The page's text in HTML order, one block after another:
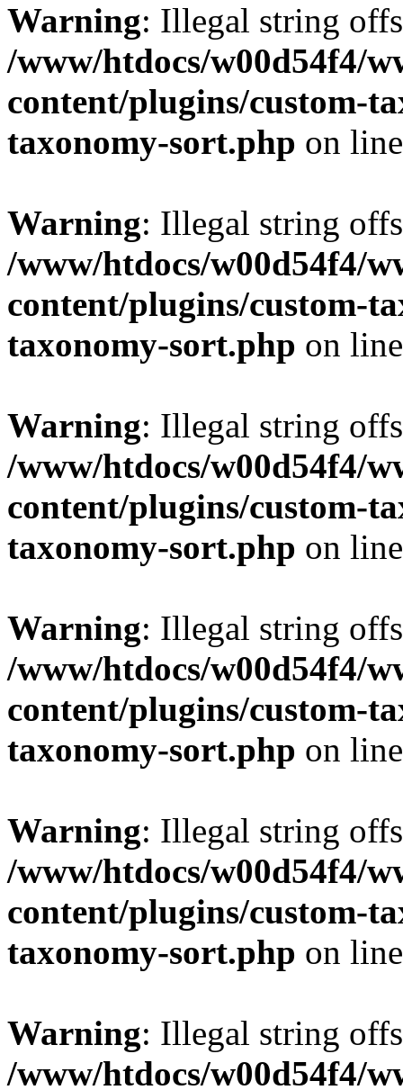
Warning: Illegal string
/www/htdocs/w00d54f4/
content/plugins/custom-
taxonomy-sort.php on
Warning: Illegal string
/www/htdocs/w00d54f4/
content/plugins/custom-
taxonomy-sort.php on
Warning: Illegal string
/www/htdocs/w00d54f4/
content/plugins/custom-
taxonomy-sort.php on
Warning: Illegal string
/www/htdocs/w00d54f4/
content/plugins/custom-
taxonomy-sort.php on
Warning: Illegal string
/www/htdocs/w00d54f4/
content/plugins/custom-
taxonomy-sort.php on
Warning: Illegal string
/www/htdocs/w00d54f4/